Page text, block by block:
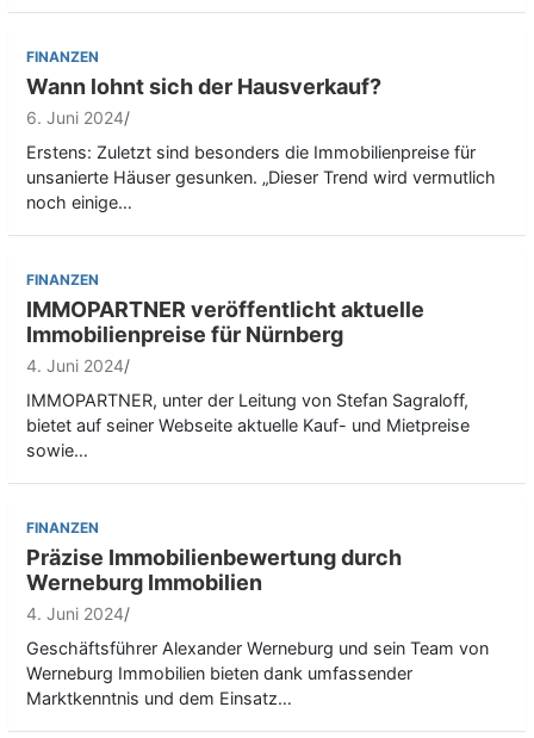
FINANZEN
Wann lohnt sich der Hausverkauf?
6. Juni 2024
Erstens: Zuletzt sind besonders die Immobilienpreise für
unsanierte Häuser gesunken. „Dieser Trend wird vermutlich
noch einige…
FINANZEN
IMMOPARTNER veröffentlicht aktuelle
Immobilienpreise für Nürnberg
4. Juni 2024
IMMOPARTNER, unter der Leitung von Stefan Sagraloff,
bietet auf seiner Webseite aktuelle Kauf- und Mietpreise
sowie…
FINANZEN
Präzise Immobilienbewertung durch
Werneburg Immobilien
4. Juni 2024
Geschäftsführer Alexander Werneburg und sein Team von
Werneburg Immobilien bieten dank umfassender
Marktkenntnis und dem Einsatz…